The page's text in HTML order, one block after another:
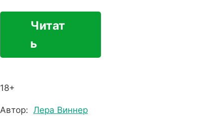
Читат
ь
18+
Метки
Автор: Лера Виннер